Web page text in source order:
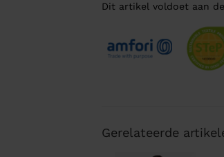
Dit artikel voldoet aan
Gerelateerde